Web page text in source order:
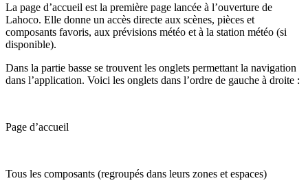
La page d’accueil est la première page lancée à l’ouverture de
Lahoco. Elle donne un accès directe aux scènes, pièces et
composants favoris, aux prévisions météo et à la station météo (si
disponible).
Dans la partie basse se trouvent les onglets permettant la navigation
dans l’application. Voici les onglets dans l’ordre de gauche à droite :
Page d’accueil
Tous les composants (regroupés dans leurs zones et espaces)